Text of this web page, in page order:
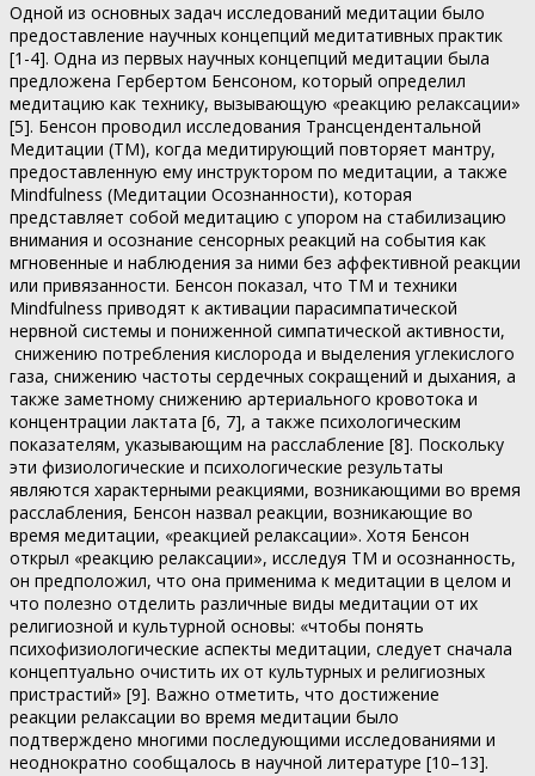
Одной из основных задач исследований медитации было
предоставление научных концепций медитативных практик
[1-4]. Одна из первых научных концепций медитации была
предложена Гербертом Бенсоном, который определил
медитацию как технику, вызывающую «реакцию релаксации»
[5]. Бенсон проводил исследования Трансцендентальной
Медитации (ТМ), когда медитирующий повторяет мантру,
предоставленную ему инструктором по медитации, а также
Mindfulness (Медитации Осознанности), которая
представляет собой медитацию с упором на стабилизацию
внимания и осознание сенсорных реакций на события как
мгновенные и наблюдения за ними без аффективной реакции
или привязанности. Бенсон показал, что ТМ и техники
Mindfulness приводят к активации парасимпатической
нервной системы и пониженной симпатической активности,
снижению потребления кислорода и выделения углекислого
газа, снижению частоты сердечных сокращений и дыхания, а
также заметному снижению артериального кровотока и
концентрации лактата [6, 7], а также психологическим
показателям, указывающим на расслабление [8]. Поскольку
эти физиологические и психологические результаты
являются характерными реакциями, возникающими во время
расслабления, Бенсон назвал реакции, возникающие во
время медитации, «реакцией релаксации». Хотя Бенсон
открыл «реакцию релаксации», исследуя ТМ и осознанность,
он предположил, что она применима к медитации в целом и
что полезно отделить различные виды медитации от их
религиозной и культурной основы: «чтобы понять
психофизиологические аспекты медитации, следует сначала
концептуально очистить их от культурных и религиозных
пристрастий» [9]. Важно отметить, что достижение
реакции релаксации во время медитации было
подтверждено многими последующими исследованиями и
неоднократно сообщалось в научной литературе [10–13].